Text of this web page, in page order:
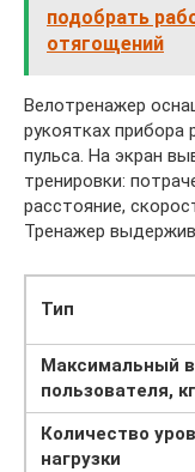
подобрать
отягощений
Велотренажер
рукоятках прибора
пульса. На экран
тренировки:
расстояние,
Тренажер
Тип
Максимальный
пользователя, кг
Количество
нагрузки